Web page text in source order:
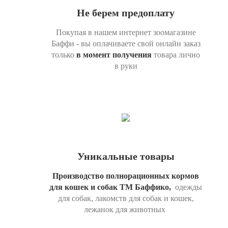
Не берем предоплату
Покупая в нашем интернет зоомагазине
Баффи - вы оплачиваете свой онлайн заказ
только в момент получения товара лично
в руки
Уникальные товары
Производство полнорационных кормов
для кошек и собак ТМ Баффико, одежды
для собак, лакомств для собак и кошек,
лежанок для животных